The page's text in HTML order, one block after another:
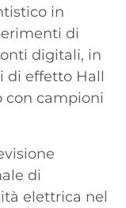
in
di
digitali, in
di effetto Hall
con campioni
di
elettrica nel